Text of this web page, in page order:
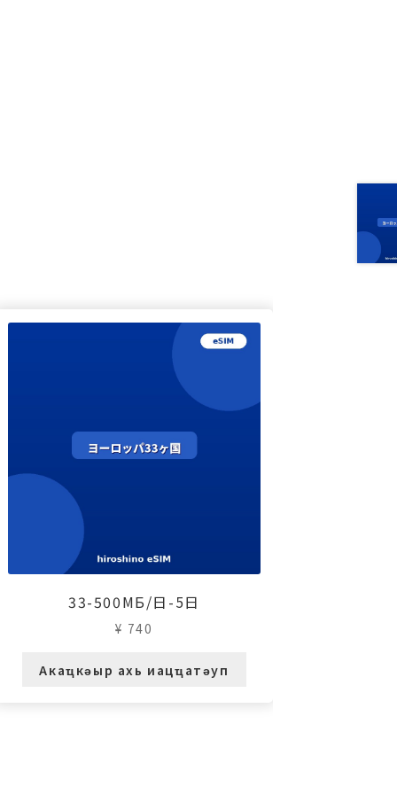
33-500МБ/日-5日
¥ 740
Акаҵкәыр ахь иацҵатәуп